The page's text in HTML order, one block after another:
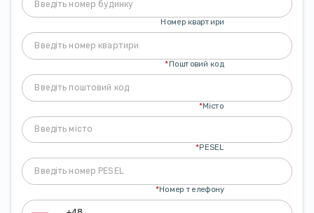
Номер квартири
Поштовий код
*
Місто
*
PESEL
*
Номер телефону
*